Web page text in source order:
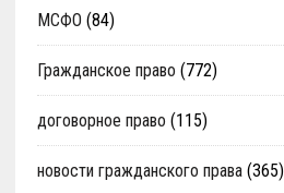
МСФО (84)
Гражданское право (772)
договорное право (115)
новости гражданского права(365)